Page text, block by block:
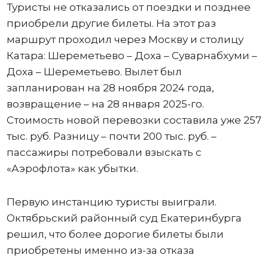
Туристы не отказались от поездки и позднее
приобрели другие билеты. На этот раз
маршрут проходил через Москву и столицу
Катара: Шереметьево – Доха – Суварнабхуми –
Доха – Шереметьево. Вылет был
запланирован на 28 ноября 2024 года,
возвращение – на 28 января 2025-го.
Стоимость новой перевозки составила уже 257
тыс. руб. Разницу – почти 200 тыс. руб. –
пассажиры потребовали взыскать с
«Аэрофлота» как убытки.
Первую инстанцию туристы выиграли.
Октябрьский районный суд Екатеринбурга
решил, что более дорогие билеты были
приобретены именно из-за отказа